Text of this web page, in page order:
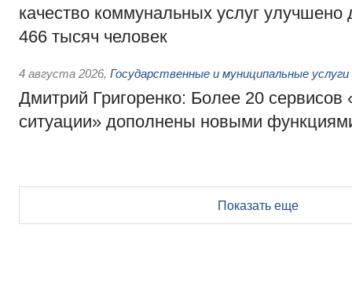
качество коммунальных услуг
466 тысяч человек
4 августа 2026, Государственные и муниципальные услуги
Дмитрий Григоренко: Более 20 сервисов
ситуации» дополнены новыми
Показать еще